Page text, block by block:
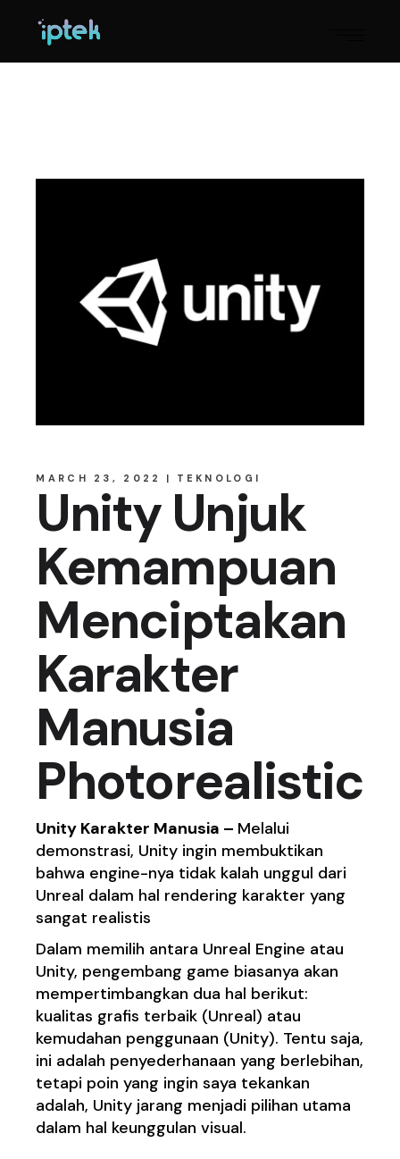
MARCH 23, 2022 TEKNOLOGI
Unity Unjuk
Kemampuan
Menciptakan
Karakter
Manusia
Photorealistic
Unity Karakter Manusia – Melalui
demonstrasi, Unity ingin membuktikan
bahwa engine-nya tidak kalah unggul dari
Unreal dalam hal rendering karakter yang
sangat realistis
Dalam memilih antara Unreal Engine atau
Unity, pengembang game biasanya akan
mempertimbangkan dua hal berikut:
kualitas grafis terbaik (Unreal) atau
kemudahan penggunaan (Unity). Tentu saja,
ini adalah penyederhanaan yang berlebihan,
tetapi poin yang ingin saya tekankan
adalah, Unity jarang menjadi pilihan utama
dalam hal keunggulan visual.